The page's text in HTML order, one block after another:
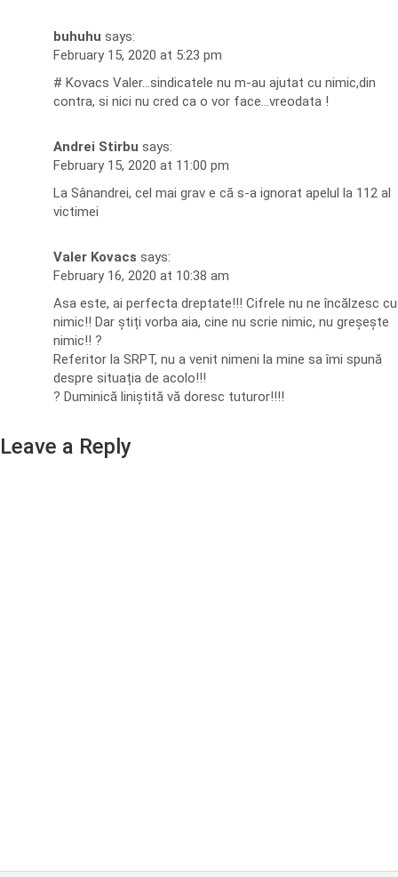
buhuhu says:
February 15, 2020 at 5:23 pm
# Kovacs Valer…sindicatele nu m-au ajutat cu nimic,din
contra, si nici nu cred ca o vor face…vreodata !
Andrei Stirbu says:
February 15, 2020 at 11:00 pm
La Sânandrei, cel mai grav e că s-a ignorat apelul la 112 al
victimei
Valer Kovacs says:
February 16, 2020 at 10:38 am
Asa este, ai perfecta dreptate!!! Cifrele nu ne încălzesc cu
nimic!! Dar știți vorba aia, cine nu scrie nimic, nu greșește
nimic!! ?
Referitor la SRPT, nu a venit nimeni la mine sa îmi spună
despre situația de acolo!!!
? Duminică liniștită vă doresc tuturor!!!!
Leave a Reply